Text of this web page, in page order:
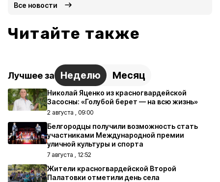
Все новости
Читайте также
Лучшее за Неделю Месяц
Николай Яценко из красногвардейской
Засосны: «Голубой берет — на всю жизнь»
2 августа , 09:00
Белгородцы получили возможность стать
участниками Международной премии
уличной культуры и спорта
7 августа , 12:52
Жители красногвардейской Второй
Палатовки отметили день села